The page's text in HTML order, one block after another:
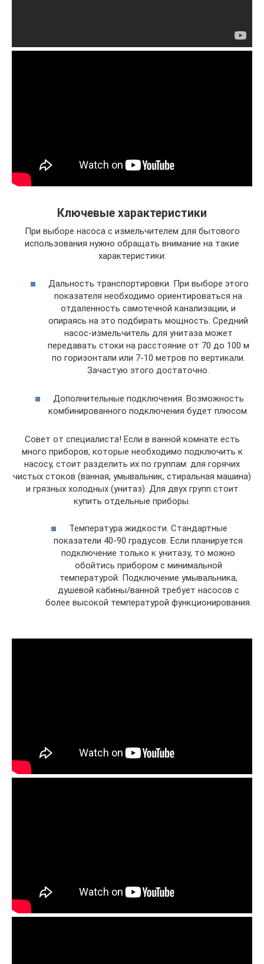
Ключевые характеристики
При выборе насоса с измельчителем для бытового
использования нужно обращать внимание на такие
характеристики:
Дальность транспортировки. При выборе этого
показателя необходимо ориентироваться на
отдаленность самотечной канализации, и
опираясь на это подбирать мощность. Средний
насос-измельчитель для унитаза может
передавать стоки на расстояние от 70 до 100 м
по горизонтали или 7-10 метров по вертикали.
Зачастую этого достаточно.
Дополнительные подключения. Возможность
комбинированного подключения будет плюсом.
Совет от специалиста! Если в ванной комнате есть
много приборов, которые необходимо подключить к
насосу, стоит разделить их по группам: для горячих
чистых стоков (ванная, умывальник, стиральная машина)
и грязных холодных (унитаз). Для двух групп стоит
купить отдельные приборы.
Температура жидкости. Стандартные
показатели 40-90 градусов. Если планируется
подключение только к унитазу, то можно
обойтись прибором с минимальной
температурой. Подключение умывальника,
душевой кабины/ванной требует насосов с
более высокой температурой функционирования.